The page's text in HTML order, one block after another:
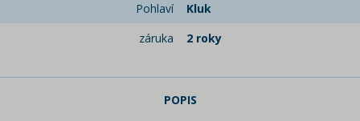
Pohlaví
Kluk
záruka
2 roky
POPIS